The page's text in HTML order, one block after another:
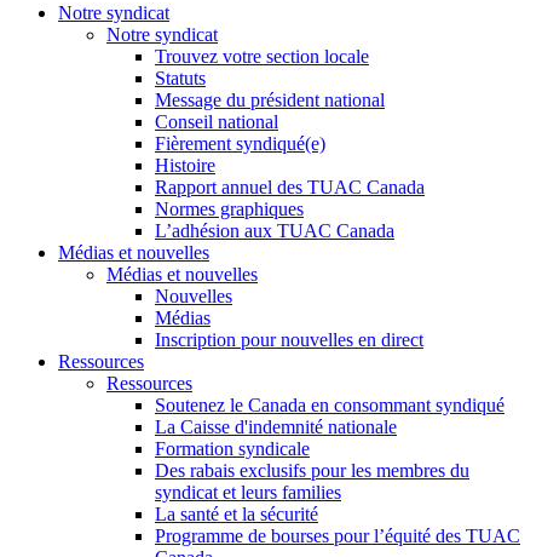
Notre syndicat
Notre syndicat
Trouvez votre section locale
Statuts
Message du président national
Conseil national
Fièrement syndiqué(e)
Histoire
Rapport annuel des TUAC Canada
Normes graphiques
L’adhésion aux TUAC Canada
Médias et nouvelles
Médias et nouvelles
Nouvelles
Médias
Inscription pour nouvelles en direct
Ressources
Ressources
Soutenez le Canada en consommant syndiqué
La Caisse d'indemnité nationale
Formation syndicale
Des rabais exclusifs pour les membres du
syndicat et leurs families
La santé et la sécurité
Programme de bourses pour l’équité des TUAC